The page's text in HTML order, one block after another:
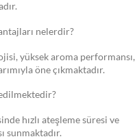
nelerdir?
yüksek aroma performansı,
öne çıkmaktadır.
hızlı ateşleme süresi ve
sunmaktadır.